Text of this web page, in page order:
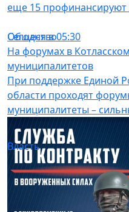
еще 15 профинансируют
Общество
Сегодня в 05:30
На форумах в
муниципалитетов
При поддержке Единой
области проходят
муниципалитеты –
Другие
Власть
30.07.26 12:10
Встреча Дмитрия
более двух часов
Так же в диалоге
Минздрава Дмитрий